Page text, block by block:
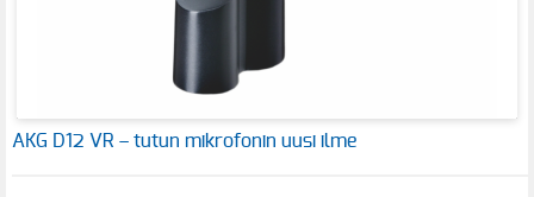
AKG D12 VR – tutun mikrofonin uusi ilme